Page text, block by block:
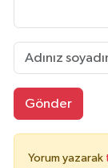
Gönder
Yorum yazarak